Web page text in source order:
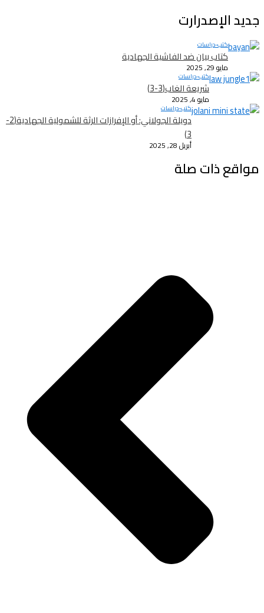
جديد الإصدرارت
كتب-دراسات
كتاب بيان ضد الفاشية الجهادية
مايو 29, 2025
كتب-دراسات
شريعة الغاب(3-3)
مايو 4, 2025
كتب-دراسات
دويلة الجولاني: أو الإفرازات الرثة للشمولية الجهادية(2-
3)
أبريل 28, 2025
مواقع ذات صلة